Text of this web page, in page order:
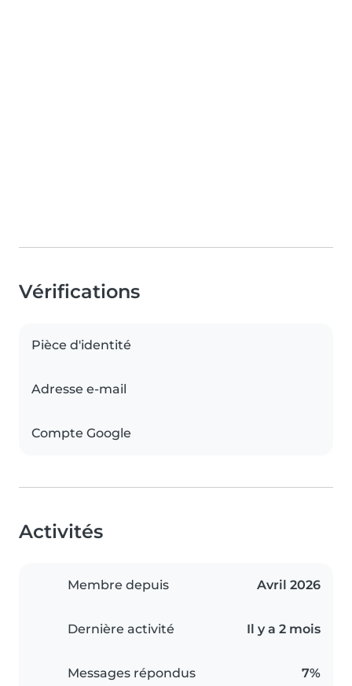
Vérifications
Pièce d'identité
Adresse e-mail
Compte Google
Activités
Membre depuis Avril 2026
Dernière activité Il y a 2 mois
Messages répondus 7%